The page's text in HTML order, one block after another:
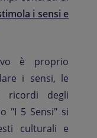
i sensi e
è proprio
i sensi, le
ricordi degli
"I 5 Sensi" si
culturali e